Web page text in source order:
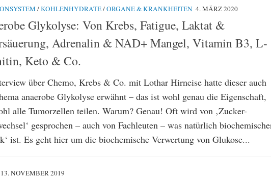
/KOHLENHYDRATE/ORGANE & KRANKHEITEN 4. MÄRZ 2020
Glykolyse: Von Krebs, Fatigue, Laktat &
Adrenalin & NAD+ Mangel, Vitamin B3, L-
Keto & Co.
über Chemo, Krebs & Co. mit Lothar Hirneise hatte dieser auch
anaerobe Glykolyse erwähnt – das ist wohl genau die Eigenschaft,
alle Tumorzellen teilen. Warum? Genau! Oft wird von ‚Zucker-
gesprochen – auch von Fachleuten – was natürlich
ist. Es geht hier um die biochemische Verwertung von Glukose...
13. NOVEMBER 2019